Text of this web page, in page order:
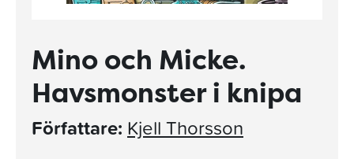
Mino och Micke.
Havsmonster i knipa
Författare: Kjell Thorsson